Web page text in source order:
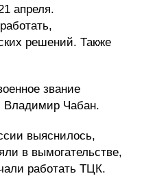
апреля.
решений. Также
звание
Владимир Чабан.
выяснилось,
в вымогательстве,
работать ТЦК.